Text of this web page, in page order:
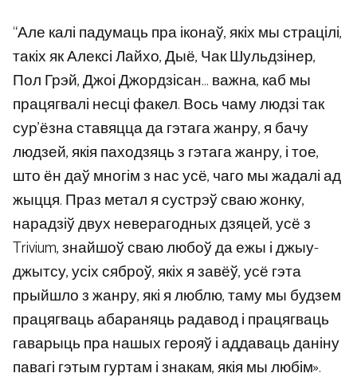
“Але калі падумаць пра іконаў, якіх мы страцілі,
такіх як Алексі Лайхо, Дыё, Чак Шульдзінер,
Пол Грэй, Джоі Джордзісан… важна, каб мы
працягвалі несці факел. Вось чаму людзі так
сур’ёзна ставяцца да гэтага жанру, я бачу
людзей, якія паходзяць з гэтага жанру, і тое,
што ён даў многім з нас усё, чаго мы жадалі ад
жыцця. Праз метал я сустрэў сваю жонку,
нарадзіў двух неверагодных дзяцей, усё з
Trivium, знайшоў сваю любоў да ежы і джыу-
джытсу, усіх сяброў, якіх я завёў, усё гэта
прыйшло з жанру, які я люблю, таму мы будзем
працягваць абараняць радавод і працягваць
гаварыць пра нашых герояў і аддаваць даніну
павагі гэтым гуртам і знакам, якія мы любім».